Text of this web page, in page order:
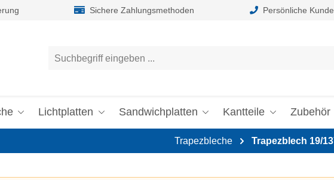
Sichere Zahlungsmethoden Persönliche
Lichtplatten Sandwichplatten Kantteile Zubehör
Trapezbleche Trapezblech 19/